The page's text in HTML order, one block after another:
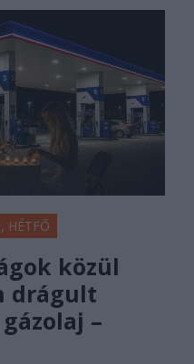
HÉTFŐ
közül
drágult
–